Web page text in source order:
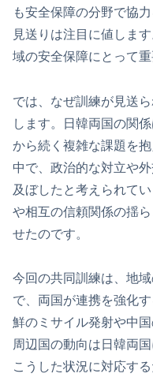
も安全保障の分野で協
見送りは注目に値しま
域の安全保障にとって
では、なぜ訓練が見送
します。日韓両国の関
から続く複雑な課題を
中で、政治的な対立や
及ぼしたと考えられて
や相互の信頼関係の揺
せたのです。
今回の共同訓練は、地
で、両国が連携を強化
鮮のミサイル発射や中
周辺国の動向は日韓両
こうした状況に対応す